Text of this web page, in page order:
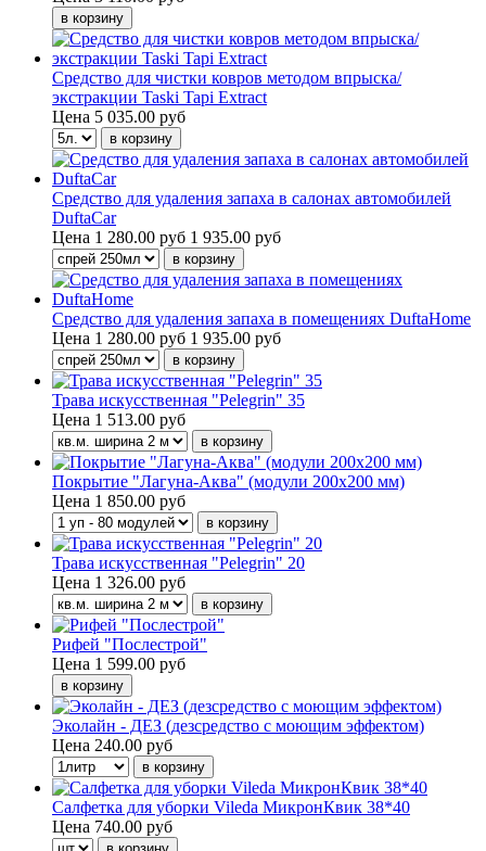
Средство для чистки ковров методом впрыска/
экстракции Taski Tapi Extract
Цена 5 035.00 руб
Средство для удаления запаха в салонах автомобилей
DuftaCar
Цена 1 280.00 руб 1 935.00 руб
Средство для удаления запаха в помещениях DuftaHome
Цена 1 280.00 руб 1 935.00 руб
Трава искусственная "Pelegrin" 35
Цена 1 513.00 руб
Покрытие "Лагуна-Аква" (модули 200х200 мм)
Цена 1 850.00 руб
Трава искусственная "Pelegrin" 20
Цена 1 326.00 руб
Рифей "Послестрой"
Цена 1 599.00 руб
Эколайн - ДЕЗ (дезсредство с моющим эффектом)
Цена 240.00 руб
Салфетка для уборки Vileda МикронКвик 38*40
Цена 740.00 руб